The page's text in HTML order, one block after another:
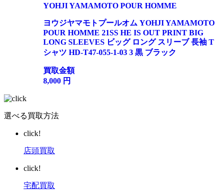
YOHJI YAMAMOTO POUR HOMME
ヨウジヤマモトプールオム YOHJI YAMAMOTO
POUR HOMME 21SS HE IS OUT PRINT BIG
LONG SLEEVES ビッグ ロング スリーブ 長袖 T
シャツ HD-T47-055-1-03 3 黒 ブラック
買取金額
8,000 円
選べる買取方法
click!
店頭買取
click!
宅配買取